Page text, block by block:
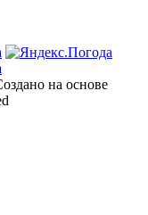
на основе